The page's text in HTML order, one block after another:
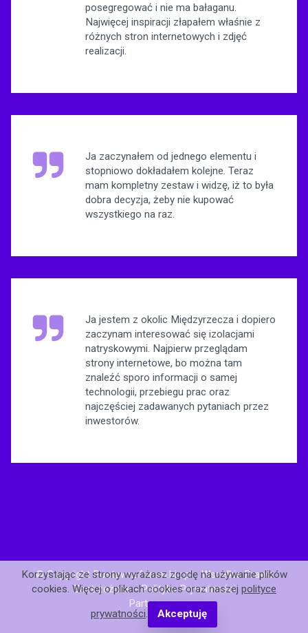
posegregować i nie ma bałaganu.
Najwięcej inspiracji złapałem właśnie z
różnych stron internetowych i zdjęć
realizacji.
Ja zaczynałem od jednego elementu i
stopniowo dokładałem kolejne. Teraz
mam kompletny zestaw i widzę, iż to była
dobra decyzja, żeby nie kupować
wszystkiego na raz.
Ja jestem z okolic Międzyrzecza i dopiero
zaczynam interesować się izolacjami
natryskowymi. Najpierw przeglądam
strony internetowe, bo można tam
znaleźć sporo informacji o samej
technologii, przebiegu prac oraz
najczęściej zadawanych pytaniach przez
inwestorów.
© Copyright Postawnaforum.biz.pl - Wszelkie Prawa
Zastrzeżone -Polityka Prywatności
Partnerzy: .
Korzystając ze strony wyrażasz zgodę na używanie plików
cookies. Więcej o plikach cookies oraz naszej polityce
prywatności. Akceptuję